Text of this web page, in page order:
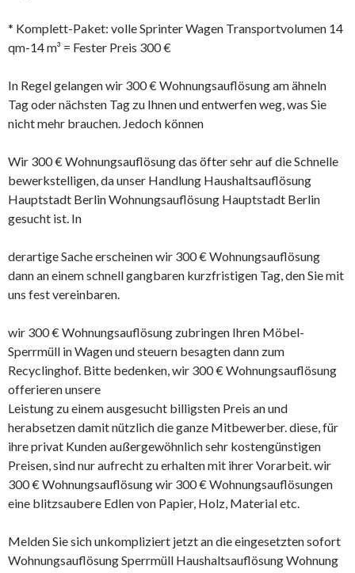
* Komplett-Paket: volle Sprinter Wagen Transportvolumen 14
qm-14 m³ = Fester Preis 300 €
In Regel gelangen wir 300 € Wohnungsauflösung am ähneln
Tag oder nächsten Tag zu Ihnen und entwerfen weg, was Sie
nicht mehr brauchen. Jedoch können
Wir 300 € Wohnungsauflösung das öfter sehr auf die Schnelle
bewerkstelligen, da unser Handlung Haushaltsauflösung
Hauptstadt Berlin Wohnungsauflösung Hauptstadt Berlin
gesucht ist. In
derartige Sache erscheinen wir 300 € Wohnungsauflösung
dann an einem schnell gangbaren kurzfristigen Tag, den Sie mit
uns fest vereinbaren.
wir 300 € Wohnungsauflösung zubringen Ihren Möbel-
Sperrmüll in Wagen und steuern besagten dann zum
Recyclinghof. Bitte bedenken, wir 300 € Wohnungsauflösung
offerieren unsere
Leistung zu einem ausgesucht billigsten Preis an und
herabsetzen damit nützlich die ganze Mitbewerber. diese, für
ihre privat Kunden außergewöhnlich sehr kostengünstigen
Preisen, sind nur aufrecht zu erhalten mit ihrer Vorarbeit. wir
300 € Wohnungsauflösung wir 300 € Wohnungsauflösungen
eine blitzsaubere Edlen von Papier, Holz, Material etc.
Melden Sie sich unkompliziert jetzt an die eingesetzten sofort
Wohnungsauflösung Sperrmüll Haushaltsauflösung Wohnung